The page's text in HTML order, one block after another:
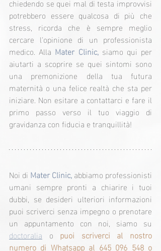
potrebbero essere qualcosa di più che
stress, ricorda che è sempre meglio
cercare l'opinione di un professionista
medico. Alla Mater Clinic, siamo qui per
aiutarti a scoprire se quei sintomi sono
una premonizione della tua futura
maternità o una felice realtà che sta per
iniziare. Non esitare a contattarci e fare il
primo passo verso il tuo viaggio di
gravidanza con fiducia e tranquillità!
Noi di Mater Clinic, abbiamo professionisti
umani sempre pronti a chiarire i tuoi
dubbi, se desideri ulteriori informazioni
puoi scriverci senza impegno o prenotare
doctoralia o puoi scriverci al nostro
numero di Whatsapp al 645 096 548 o